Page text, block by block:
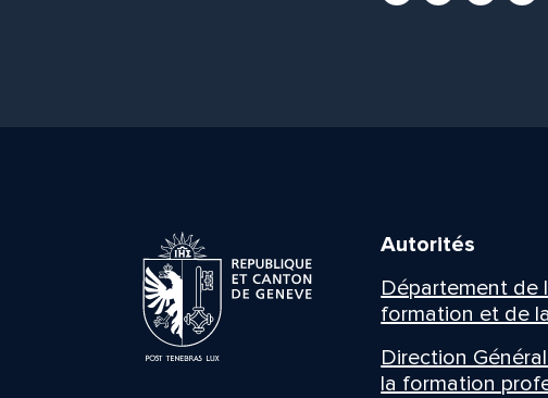
Autorités
Département de
formation et de
Direction
la formation